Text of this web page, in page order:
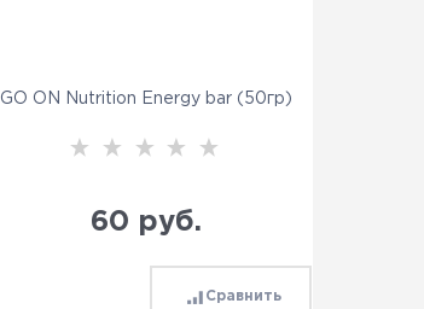
GO ON Nutrition Energy bar (50гр)
60 руб.
Сравнить